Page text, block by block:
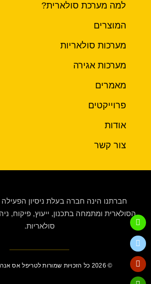
למה מערכת סולארית?
המוצרים
מערכות סולאריות
מערכות אגירה
מאמרים
פרוייקטים
אודות
צור קשר
חברתנו הינה חברה בעלת ניסיון
הסולארית ומתמחה בתכנון, ייעוץ, פיקוח,
סולאריות.
© 2026 כל הזכויות שמורות לטריפל אס אנרגיה מתחדשת